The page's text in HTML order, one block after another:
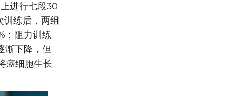
进行七段30
练后，两组
；阻力训练
渐下降，但
癌细胞生长